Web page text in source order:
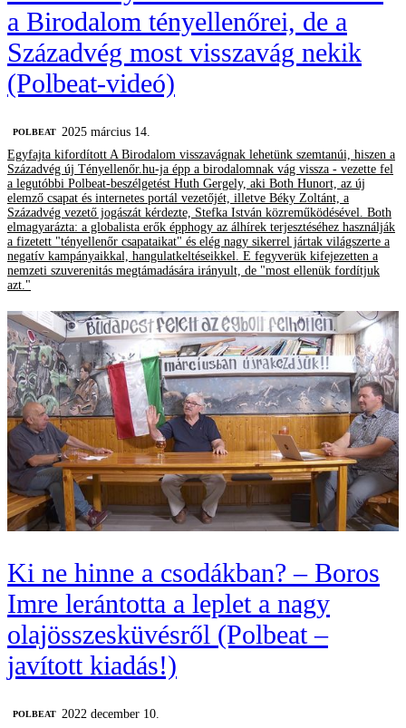
a Birodalom tényellenőrei, de a
Századvég most visszavág nekik
(Polbeat-videó)
‎POLBEAT
2025 március 14.
Egyfajta kifordított A Birodalom visszavágnak lehetünk szemtanúi, hiszen a
Századvég új Tényellenőr.hu-ja épp a birodalomnak vág vissza - vezette fel
a legutóbbi Polbeat-beszélgetést Huth Gergely, aki Both Hunort, az új
elemző csapat és internetes portál vezetőjét, illetve Béky Zoltánt, a
Századvég vezető jogászát kérdezte, Stefka István közreműködésével. Both
elmagyarázta: a globalista erők épphogy az álhírek terjesztéséhez használják
a fizetett "tényellenőr csapataikat" és elég nagy sikerrel jártak világszerte a
negatív kampányaikkal, hangulatkeltéseikkel. E fegyverük kifejezetten a
nemzeti szuverenitás megtámadására irányult, de "most ellenük fordítjuk
azt."
Ki ne hinne a csodákban? – Boros
Imre lerántotta a leplet a nagy
olajösszesküvésről (Polbeat –
javított kiadás!)
‎POLBEAT
2022 december 10.